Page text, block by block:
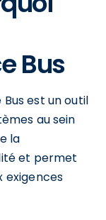
Bus
Bus est un outil
au sein
la
et permet
exigences